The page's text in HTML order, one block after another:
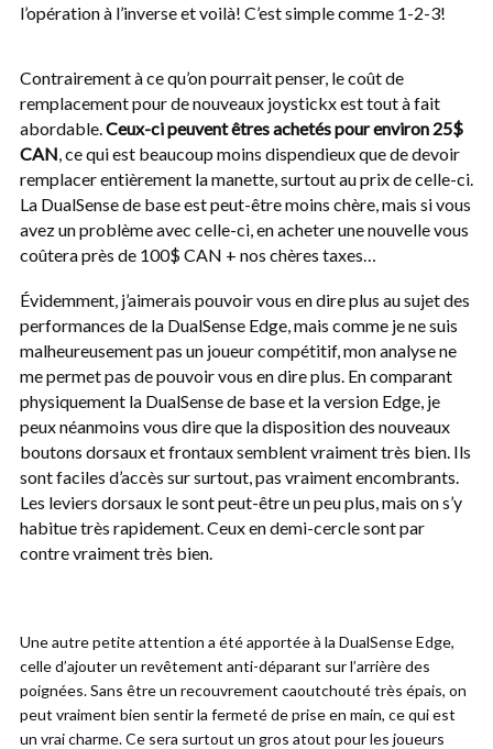
l’opération à l’inverse et voilà! C’est simple comme 1-2-3!
Contrairement à ce qu’on pourrait penser, le coût de
remplacement pour de nouveaux joystickx est tout à fait
abordable. Ceux-ci peuvent êtres achetés pour environ 25$
CAN , ce qui est beaucoup moins dispendieux que de devoir
remplacer entièrement la manette, surtout au prix de celle-ci.
La DualSense de base est peut-être moins chère, mais si vous
avez un problème avec celle-ci, en acheter une nouvelle vous
coûtera près de 100$ CAN + nos chères taxes…
Évidemment, j’aimerais pouvoir vous en dire plus au sujet des
performances de la DualSense Edge, mais comme je ne suis
malheureusement pas un joueur compétitif, mon analyse ne
me permet pas de pouvoir vous en dire plus. En comparant
physiquement la DualSense de base et la version Edge, je
peux néanmoins vous dire que la disposition des nouveaux
boutons dorsaux et frontaux semblent vraiment très bien. Ils
sont faciles d’accès sur surtout, pas vraiment encombrants.
Les leviers dorsaux le sont peut-être un peu plus, mais on s’y
habitue très rapidement. Ceux en demi-cercle sont par
contre vraiment très bien.
Une autre petite attention a été apportée à la DualSense Edge,
celle d’ajouter un revêtement anti-déparant sur l’arrière des
poignées. Sans être un recouvrement caoutchouté très épais, on
peut vraiment bien sentir la fermeté de prise en main, ce qui est
un vrai charme. Ce sera surtout un gros atout pour les joueurs